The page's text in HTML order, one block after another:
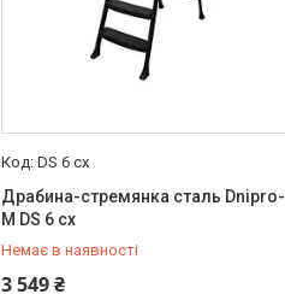
DS 6 сх
Драбина-стремянка сталь Dnipro-
M DS 6 сх
Немає в наявності
3 549 ₴
+380 (50) 579-79-28